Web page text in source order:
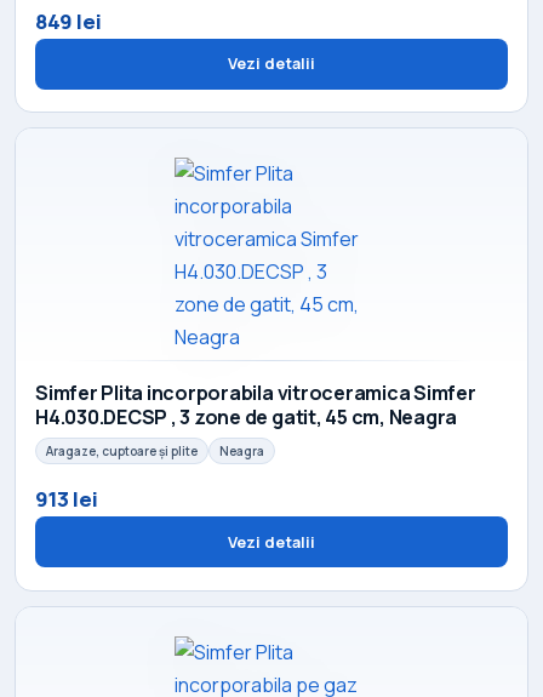
849 lei
Vezi detalii
Simfer Plita incorporabila vitroceramica Simfer
H4.030.DECSP , 3 zone de gatit, 45 cm, Neagra
Aragaze, cuptoare și plite Neagra
913 lei
Vezi detalii